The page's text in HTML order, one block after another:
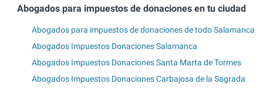
Abogados para impuestos de donaciones en tu ciudad
Abogados para impuestos de donaciones de todo Salamanca
Abogados Impuestos Donaciones Salamanca
Abogados Impuestos Donaciones Santa Marta de Tormes
Abogados Impuestos Donaciones Carbajosa de la Sagrada